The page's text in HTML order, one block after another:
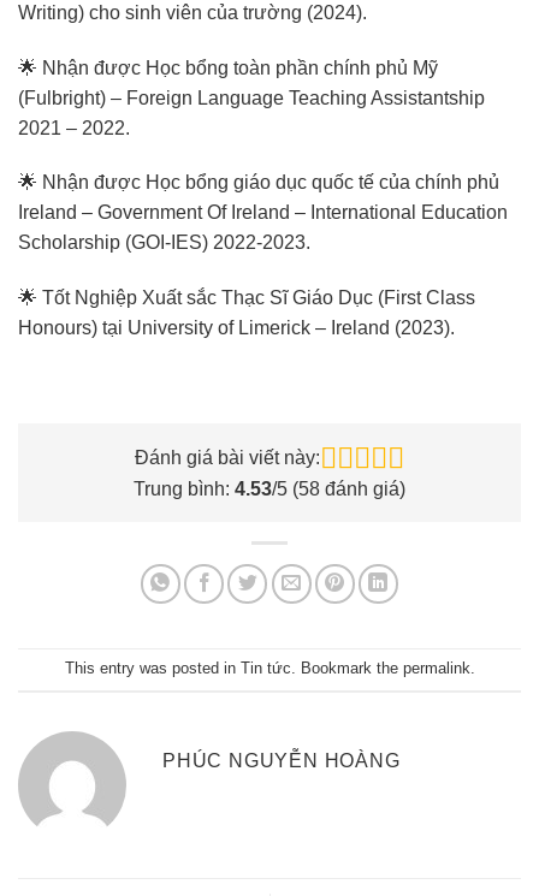
Writing) cho sinh viên của trường (2024).
🌟 Nhận được Học bổng toàn phần chính phủ Mỹ
(Fulbright) – Foreign Language Teaching Assistantship
2021 – 2022.
🌟 Nhận được Học bổng giáo dục quốc tế của chính phủ
Ireland – Government Of Ireland – International Education
Scholarship (GOI-IES) 2022-2023.
🌟 Tốt Nghiệp Xuất sắc Thạc Sĩ Giáo Dục (First Class
Honours) tại University of Limerick – Ireland (2023).
Đánh giá bài viết này:
Trung bình: 4.53/5 (58 đánh giá)
This entry was posted in Tin tức. Bookmark the permalink.
PHÚC NGUYỄN HOÀNG